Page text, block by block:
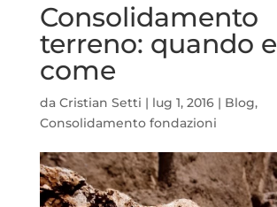
Consolidamento
terreno: quando e
come
da Cristian Setti | lug 1, 2016| Blog,
Consolidamento fondazioni